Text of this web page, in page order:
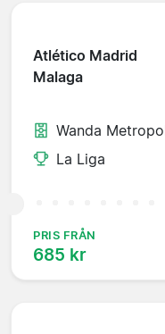
Atlético Madrid
Malaga
Wanda
La Liga
PRIS FRÅN
685 kr